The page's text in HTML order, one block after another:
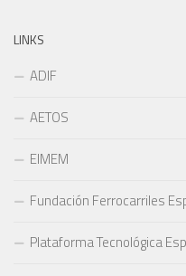
LINKS
ADIF
AETOS
EIMEM
Fundación Ferrocarriles
Plataforma Tecnológica